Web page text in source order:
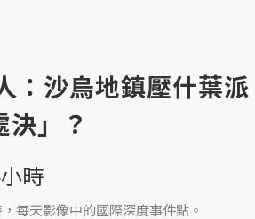
：沙烏地鎮壓什葉派
」？
時
每天影像中的國際深度事件點。